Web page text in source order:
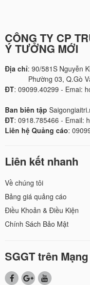
CÔNG TY CP
Ý TƯỞNG MỚI
Địa chỉ: 90/581S Nguyễn
Phường 03, Q.Gò
ĐT: 09099.40299 - Emai:
Ban biên tập
ĐT: 0918.785466 - Email:
Liên hệ Quảng cáo:
Liên kết nhanh
Về chúng tôi
Bảng giá quảng cáo
Điều Khoản & Điều Kiện
Chính Sách Bảo Mật
SGGT trên